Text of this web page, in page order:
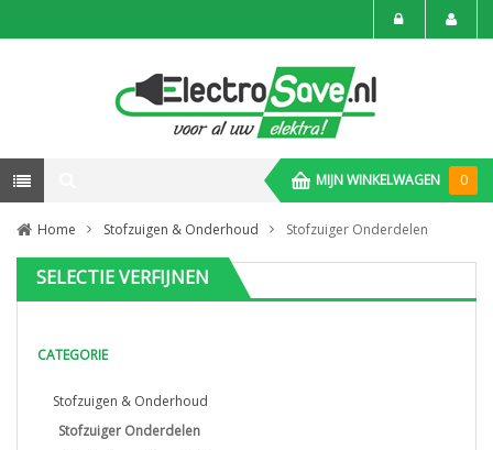
MIJN WINKELWAGEN 0
Home Stofzuigen & Onderhoud Stofzuiger Onderdelen
SELECTIE VERFIJNEN
CATEGORIE
Stofzuigen & Onderhoud
Stofzuiger Onderdelen